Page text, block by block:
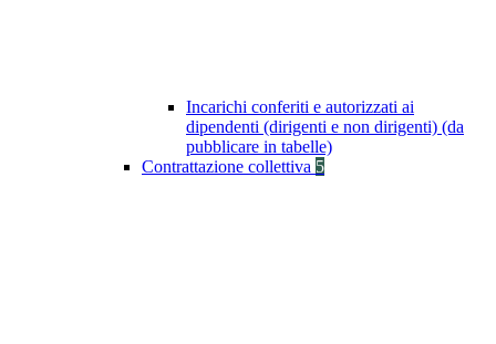
Incarichi conferiti e autorizzati ai
dipendenti (dirigenti e non dirigenti) (da
pubblicare in tabelle)
Contrattazione collettiva 5